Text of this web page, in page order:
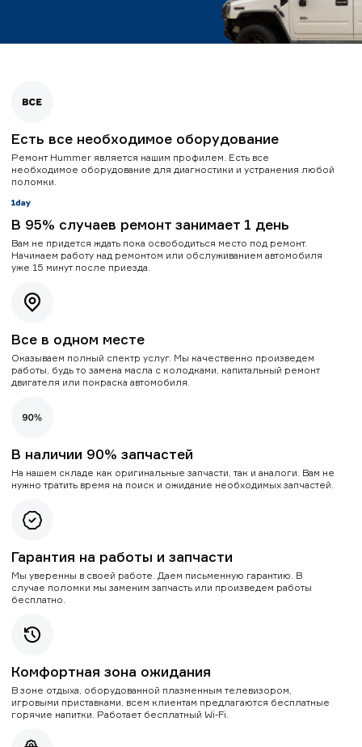
Есть все необходимое оборудование
Ремонт Hummer является нашим профилем. Есть все
необходимое оборудование для диагностики и устранения любой
поломки.
В 95% случаев ремонт занимает 1 день
Вам не придется ждать пока освободиться место под ремонт.
Начинаем работу над ремонтом или обслуживанием автомобиля
уже 15 минут после приезда.
Все в одном месте
Оказываем полный спектр услуг. Мы качественно произведем
работы, будь то замена масла с колодками, капитальный ремонт
двигателя или покраска автомобиля.
В наличии 90% запчастей
На нашем складе как оригинальные запчасти, так и аналоги. Вам не
нужно тратить время на поиск и ожидание необходимых запчастей.
Гарантия на работы и запчасти
Мы уверенны в своей работе. Даем письменную гарантию. В
случае поломки мы заменим запчасть или произведем работы
бесплатно.
Комфортная зона ожидания
В зоне отдыха, оборудованной плазменным телевизором,
игровыми приставками, всем клиентам предлагаются бесплатные
горячие напитки. Работает бесплатный Wi-Fi.